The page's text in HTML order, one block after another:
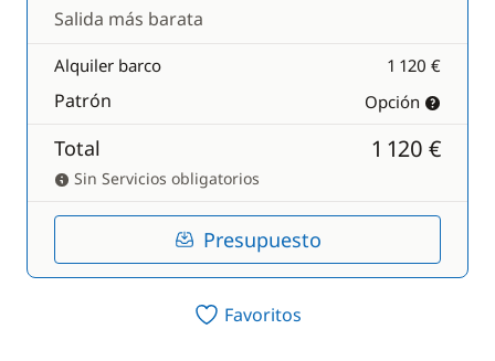
Salida más barata
Alquiler barco 1 120 €
Patrón Opción
Total 1 120 €
Sin Servicios obligatorios
Presupuesto
Favoritos